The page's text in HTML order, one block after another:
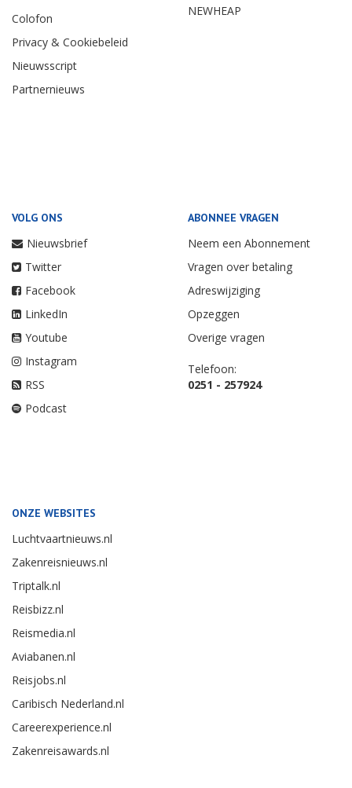
Colofon
Privacy & Cookiebeleid
Nieuwsscript
Partnernieuws
NEWHEAP
VOLG ONS
Nieuwsbrief
Twitter
Facebook
LinkedIn
Youtube
Instagram
RSS
Podcast
ABONNEE VRAGEN
Neem een Abonnement
Vragen over betaling
Adreswijziging
Opzeggen
Overige vragen
Telefoon:
0251 - 257924
ONZE WEBSITES
Luchtvaartnieuws.nl
Zakenreisnieuws.nl
Triptalk.nl
Reisbizz.nl
Reismedia.nl
Aviabanen.nl
Reisjobs.nl
Caribisch Nederland.nl
Careerexperience.nl
Zakenreisawards.nl